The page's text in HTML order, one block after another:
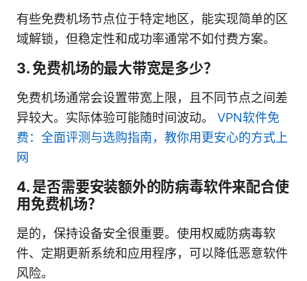
有些免费机场节点位于特定地区，能实现简单的区
域解锁，但稳定性和成功率通常不如付费方案。
3. 免费机场的最大带宽是多少？
免费机场通常会设置带宽上限，且不同节点之间差
异较大。实际体验可能随时间波动。 VPN软件免
费：全面评测与选购指南，教你用更安心的方式上
网
4. 是否需要安装额外的防病毒软件来配合使
用免费机场？
是的，保持设备安全很重要。使用权威防病毒软
件、定期更新系统和应用程序，可以降低恶意软件
风险。